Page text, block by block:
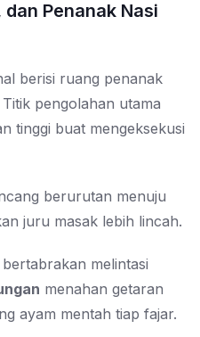
Penanak Nasi
berisi ruang penanak
pengolahan utama
tinggi buat mengeksekusi
berurutan menuju
juru masak lebih lincah.
melintasi
menahan getaran
ayam mentah tiap fajar.